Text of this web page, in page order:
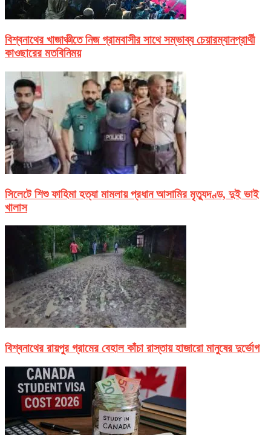
বিশ্বনাথের খাজাঞ্চীতে নিজ গ্রামবাসীর সাথে সম্ভাব্য চেয়ারম্যানপ্রার্থী
কাওছারের মতবিনিময়
সিলেটে শিশু ফাহিমা হত্যা মামলায় প্রধান আসামির মৃত্যুদণ্ড, দুই ভাই
খালাস
বিশ্বনাথের রায়পুর গ্রামের বেহাল কাঁচা রাস্তায় হাজারো মানুষের দুর্ভোগ